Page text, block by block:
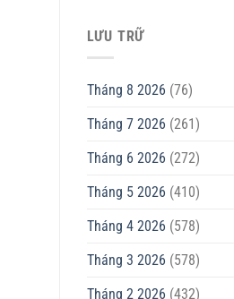
LƯU TRỮ
Tháng 8 2026 (76)
Tháng 7 2026 (261)
Tháng 6 2026 (272)
Tháng 5 2026 (410)
Tháng 4 2026 (578)
Tháng 3 2026 (578)
Tháng 2 2026 (432)